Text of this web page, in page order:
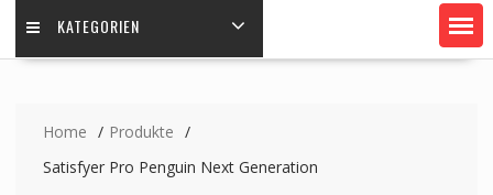
KATEGORIEN
Home
Produkte
Satisfyer Pro Penguin Next Generation